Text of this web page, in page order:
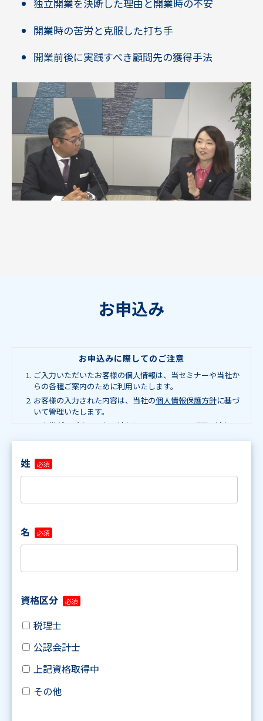
独立開業を決断した理由と開業時の不安
開業時の苦労と克服した打ち手
開業前後に実践すべき顧問先の獲得手法
お申込み
お申込みに際してのご注意
ご入力いただいたお客様の個人情報は、当セミナーや当社か
らの各種ご案内のために利用いたします。
お客様の入力された内容は、当社の個人情報保護方針に基づ
いて管理いたします。
お客様が、ご本人の個人情報について、開示、訂正、追加、
姓
名
資格区分
税理士
公認会計士
上記資格取得中
その他